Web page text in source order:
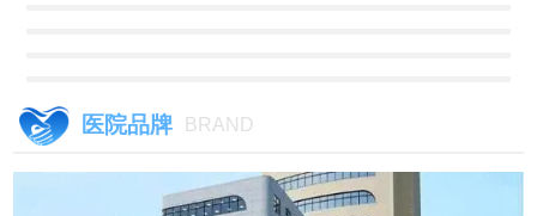
医院品牌 BRAND